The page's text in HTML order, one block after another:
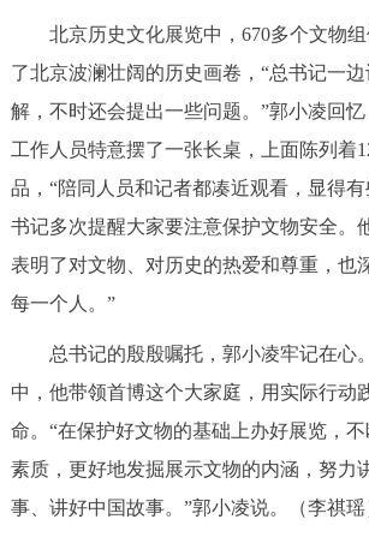
走进北京
绿色北京 图说北京
多语种
한국어
DEUTSCH FRANÇAIS
ESPAÑOL العربية
ITALIANO
北京历史文化展览中，670多个文物组
了北京波澜壮阔的历史画卷，“总书记一
解，不时还会提出一些问题。”郭小凌回忆
工作人员特意摆了一张长桌，上面陈列着
品，“陪同人员和记者都凑近观看，显得
书记多次提醒大家要注意保护文物安全。
表明了对文物、对历史的热爱和尊重，也
每一个人。”
总书记的殷殷嘱托，郭小凌牢记在心
中，他带领首博这个大家庭，用实际行动
命。“在保护好文物的基础上办好展览，
素质，更好地发掘展示文物的内涵，努力
事、讲好中国故事。”郭小凌说。（李祺瑶